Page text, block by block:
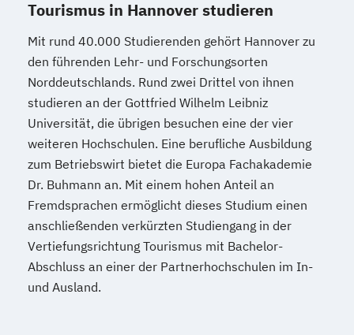
Tourismus in Hannover studieren
Mit rund 40.000 Studierenden gehört Hannover zu
den führenden Lehr- und Forschungsorten
Norddeutschlands. Rund zwei Drittel von ihnen
studieren an der Gottfried Wilhelm Leibniz
Universität, die übrigen besuchen eine der vier
weiteren Hochschulen. Eine berufliche Ausbildung
zum Betriebswirt bietet die Europa Fachakademie
Dr. Buhmann an. Mit einem hohen Anteil an
Fremdsprachen ermöglicht dieses Studium einen
anschließenden verkürzten Studiengang in der
Vertiefungsrichtung Tourismus mit Bachelor-
Abschluss an einer der Partnerhochschulen im In-
und Ausland.